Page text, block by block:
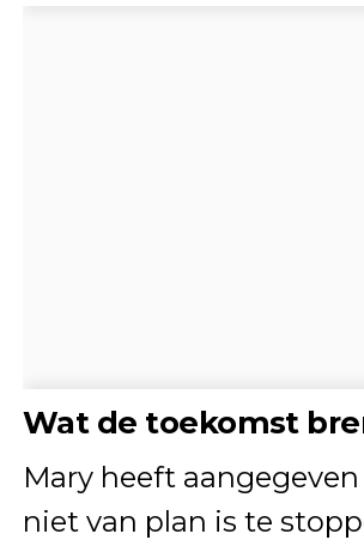
Wat de toekomst
Mary heeft
niet van plan is te